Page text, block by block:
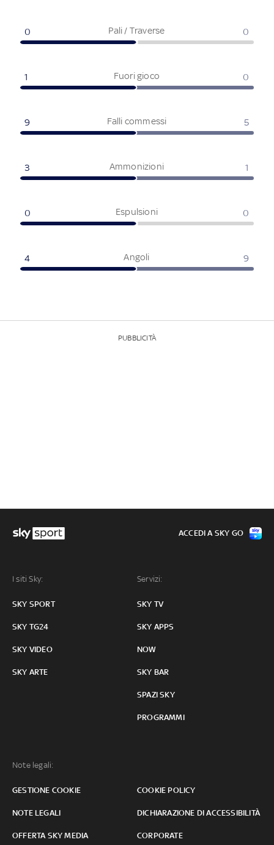
Pali / Traverse
0 0
Fuori gioco
1 0
Falli commessi
9 5
Ammonizioni
3 1
Espulsioni
0 0
Angoli
4 9
PUBBLICITÀ
I siti Sky:
SKY SPORT
SKY TG24
SKY VIDEO
SKY ARTE
Servizi:
SKY TV
SKY APPS
NOW
SKY BAR
SPAZI SKY
PROGRAMMI
Note legali:
GESTIONE COOKIE COOKIE POLICY
NOTE LEGALI DICHIARAZIONE DI ACCESSIBILITÀ
OFFERTA SKY MEDIA CORPORATE
ACCEDI A SKY GO